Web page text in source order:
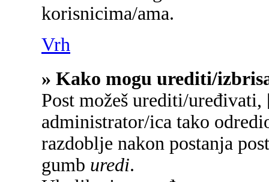
korisnicima/ama.
Vrh
» Kako mogu urediti/
Post možeš urediti/
administrator/ica tako
razdoblje nakon postanja
gumb uredi.